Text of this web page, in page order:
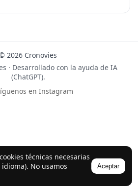
técnicas necesarias
No usamos
Aceptar
2026 Cronovies
· Desarrollado con la ayuda de IA
(ChatGPT).
en Instagram